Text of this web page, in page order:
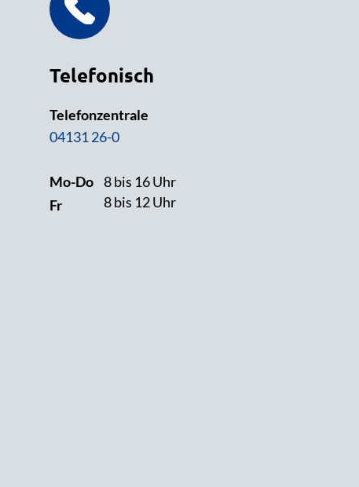
Telefonisch
Telefonzentrale
04131 26-0
Mo-Do
Fr
8 bis 16 Uhr
8 bis 12 Uhr